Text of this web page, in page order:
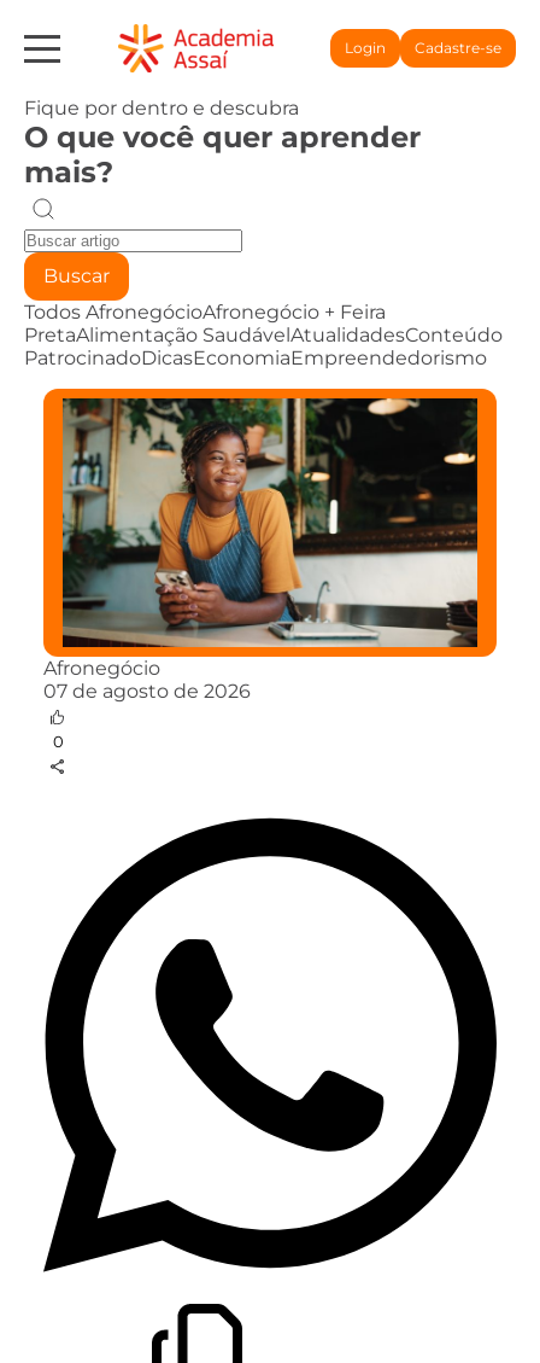
Login Cadastre-se
Fique por dentro e descubra
O que você quer aprender
mais?
Buscar
Todos AfronegócioAfronegócio + Feira
PretaAlimentação SaudávelAtualidadesConteúdo
PatrocinadoDicasEconomiaEmpreendedorismo
Afronegócio
07 de agosto de 2026
0